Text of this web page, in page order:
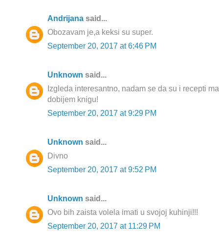
Andrijana said...
Obozavam je,a keksi su super.
September 20, 2017 at 6:46 PM
Unknown said...
Izgleda interesantno, nadam se da su i recepti
dobijem knigu!
September 20, 2017 at 9:29 PM
Unknown said...
Divno
September 20, 2017 at 9:52 PM
Unknown said...
Ovo bih zaista volela imati u svojoj kuhinji!!!
September 20, 2017 at 11:29 PM